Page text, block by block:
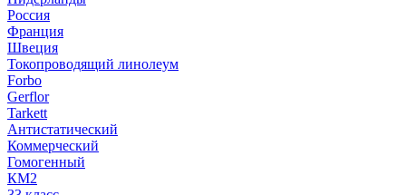
Россия
Франция
Швеция
Токопроводящий линолеум
Forbo
Gerflor
Tarkett
Антистатический
Коммерческий
Гомогенный
КМ2